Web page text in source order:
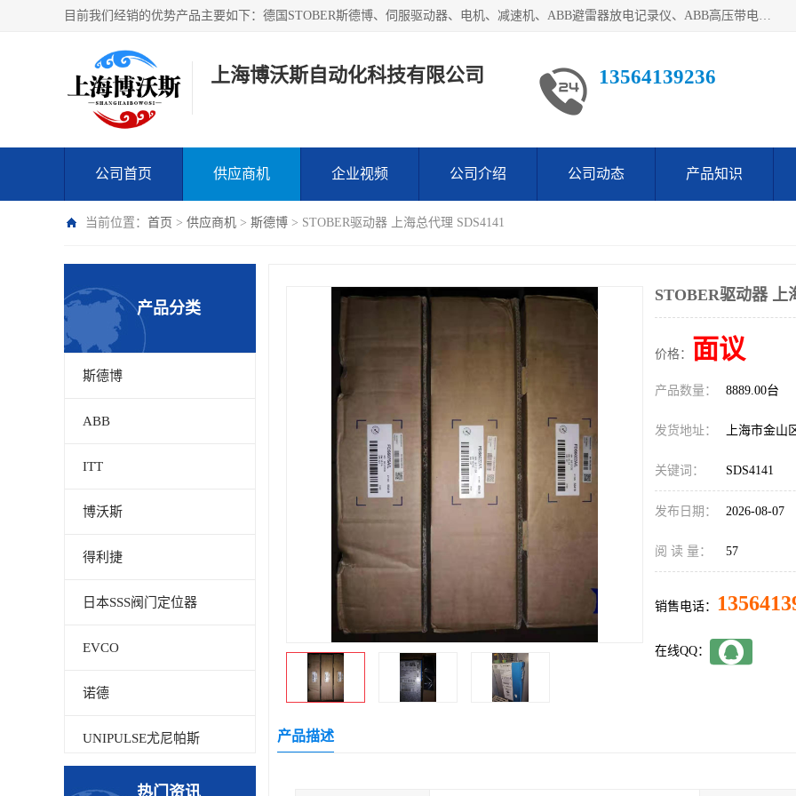
目前我们经销的优势产品主要如下：德国STOBER斯德博、伺服驱动器、电机、减速机、ABB避雷器放电记录仪、ABB高压带电指示器、模拟指示器、柜用照明灯、风机控制器、日本SSS阀门定位器；德国NORD诺德、德国SEW、ITT压力开关、ROSS、伦茨、WEST、ATOS、派克、SSS、三菱、 EVCO、 尤尼帕斯、日本三桥、三菱、威格士、KEB科比等等，品牌众多，无法一一列举！详情来电咨询
上海博沃斯自动化科技有限公司 13564139236
公司首页 供应商机 企业视频 公司介绍 公司动态 产品知识
当前位置： 首页 > 供应商机 > 斯德博 > STOBER驱动器 上海总代理 SDS4141
产品分类
斯德博
ABB
ITT
博沃斯
得利捷
日本SSS阀门定位器
EVCO
诺德
UNIPULSE尤尼帕斯
热门资讯
STOBER驱动器 上
价格： 面议
产品数量： 8889.00台
发货地址： 上海市金山
关键词： SDS4141
发布日期： 2026-08-07
阅 读 量： 57
销售电话：
在线QQ：
产品描述